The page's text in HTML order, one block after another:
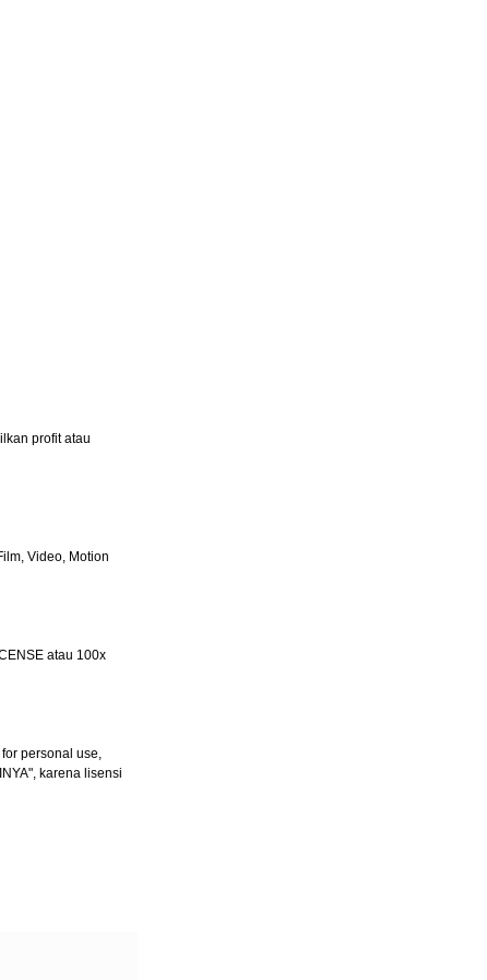
profit atau
Video, Motion
atau 100x
personal use,
karena lisensi